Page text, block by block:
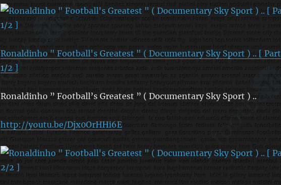
Ronaldinho " Football's Greatest " ( Documentary Sky Sport ) .. [ Part
1/2 ]
Ronaldinho ” Football’s Greatest ” ( Documentary Sky Sport ) ..
http://youtu.be/Djx0OrHHi6E